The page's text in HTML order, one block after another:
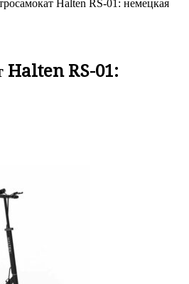
Halten RS-01: немецкая
Halten RS-01: